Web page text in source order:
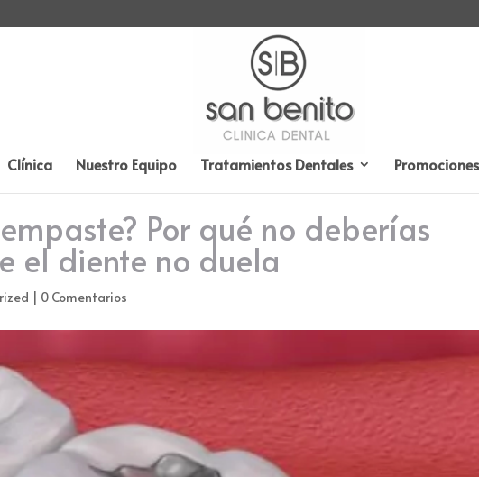
Clínica Nuestro Equipo Tratamientos Dentales Promociones
Por qué no deberías
el diente no duela
| 0 Comentarios